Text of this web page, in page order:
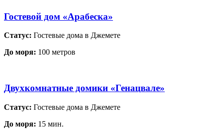
Гостевой дом «Арабеска»
Статус: Гостевые дома в Джемете
До моря: 100 метров
Двухкомнатные домики «Генацвале»
Статус: Гостевые дома в Джемете
До моря: 15 мин.